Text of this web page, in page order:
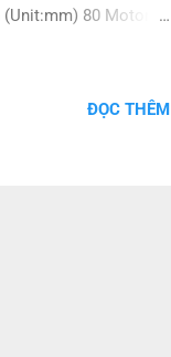
80 Motor
MADLN05SE
MADLN15SE
ĐỌC THÊM